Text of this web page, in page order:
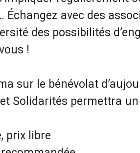
Échangez avec des
des possibilités
!
sur le bénévolat
et Solidarités permettra
prix libre